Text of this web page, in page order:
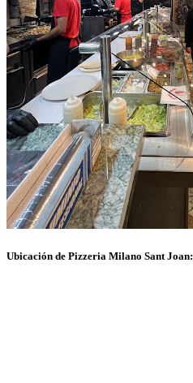
Ubicación de Pizzeria Milano Sant Joan: